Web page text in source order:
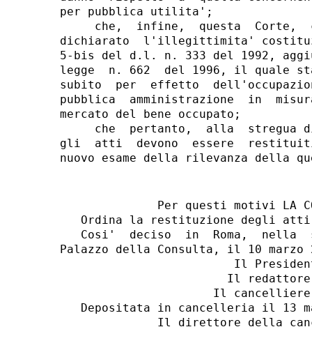
per pubblica utilita';
che,  infine,  questa  Corte,
dichiarato  l'illegittimita'
5-bis del d.l. n. 333 del 1992,
legge  n. 662  del 1996, il quale
subito  per  effetto
pubblica  amministrazione  in
mercato del bene occupato;
che  pertanto,  alla  stregua
gli  atti  devono  essere  restituiti
Per questi motivi LA
Ordina la restituzione degli
Cosi'  deciso  in  Roma,  nella
Palazzo della Consulta, il 10 marzo
Il
Il
Il
Depositata in cancelleria il 13